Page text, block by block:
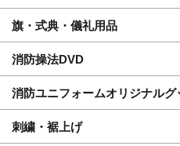
旗・式典・儀礼用品
消防操法DVD
消防ユニフォームオリジナルグ
刺繍・裾上げ